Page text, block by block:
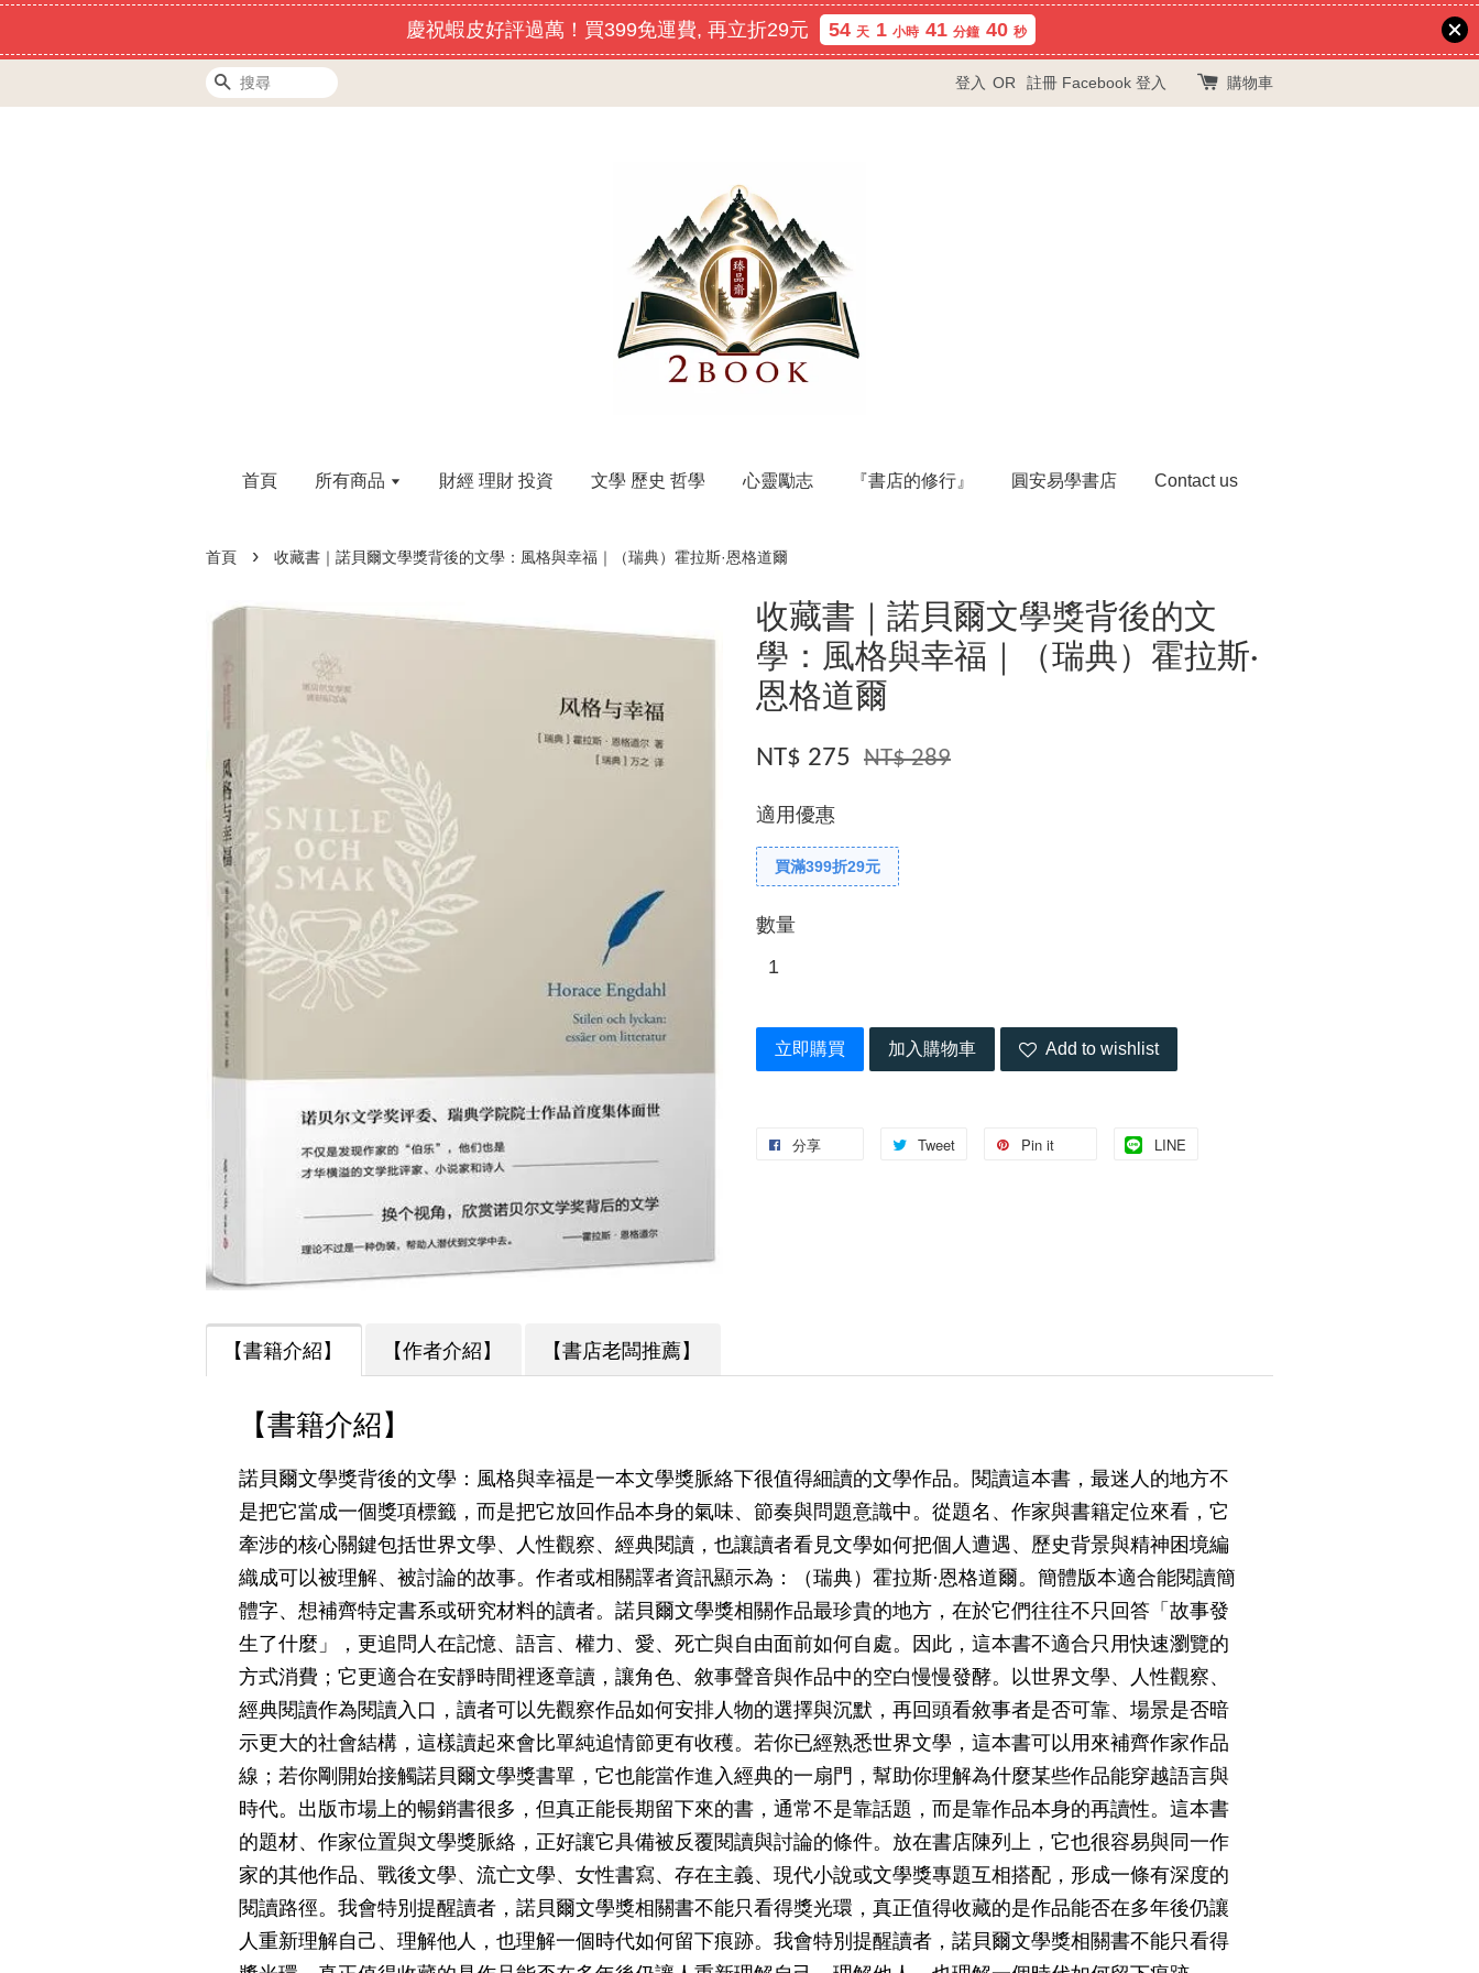
慶祝蝦皮好評過萬！買399免運費, 再立折29元 54 天 1 小時 41 分鐘 40 秒
搜尋 登入 OR 註冊 Facebook 登入 購物車
首頁 所有商品 財經 理財 投資 文學 歷史 哲學 心靈勵志 『書店的修行』 圓安易學書店 Contact us
首頁 › 收藏書｜諾貝爾文學獎背後的文學：風格與幸福｜（瑞典）霍拉斯·恩格道爾
收藏書｜諾貝爾文學獎背後的文
學：風格與幸福｜（瑞典）霍拉斯·
恩格道爾
NT$ 275 NT$ 289
適用優惠
買滿399折29元
數量
立即購買 加入購物車 Add to wishlist
分享 Tweet Pin it LINE
【書籍介紹】 【作者介紹】 【書店老闆推薦】
【書籍介紹】
諾貝爾文學獎背後的文學：風格與幸福是一本文學獎脈絡下很值得細讀的文學作品。閱讀這本書，最迷人的地方不
是把它當成一個獎項標籤，而是把它放回作品本身的氣味、節奏與問題意識中。從題名、作家與書籍定位來看，它
牽涉的核心關鍵包括世界文學、人性觀察、經典閱讀，也讓讀者看見文學如何把個人遭遇、歷史背景與精神困境編
織成可以被理解、被討論的故事。作者或相關譯者資訊顯示為：（瑞典）霍拉斯·恩格道爾。簡體版本適合能閱讀簡
體字、想補齊特定書系或研究材料的讀者。諾貝爾文學獎相關作品最珍貴的地方，在於它們往往不只回答「故事發
生了什麼」，更追問人在記憶、語言、權力、愛、死亡與自由面前如何自處。因此，這本書不適合只用快速瀏覽的
方式消費；它更適合在安靜時間裡逐章讀，讓角色、敘事聲音與作品中的空白慢慢發酵。以世界文學、人性觀察、
經典閱讀作為閱讀入口，讀者可以先觀察作品如何安排人物的選擇與沉默，再回頭看敘事者是否可靠、場景是否暗
示更大的社會結構，這樣讀起來會比單純追情節更有收穫。若你已經熟悉世界文學，這本書可以用來補齊作家作品
線；若你剛開始接觸諾貝爾文學獎書單，它也能當作進入經典的一扇門，幫助你理解為什麼某些作品能穿越語言與
時代。出版市場上的暢銷書很多，但真正能長期留下來的書，通常不是靠話題，而是靠作品本身的再讀性。這本書
的題材、作家位置與文學獎脈絡，正好讓它具備被反覆閱讀與討論的條件。放在書店陳列上，它也很容易與同一作
家的其他作品、戰後文學、流亡文學、女性書寫、存在主義、現代小說或文學獎專題互相搭配，形成一條有深度的
閱讀路徑。我會特別提醒讀者，諾貝爾文學獎相關書不能只看得獎光環，真正值得收藏的是作品能否在多年後仍讓
人重新理解自己、理解他人，也理解一個時代如何留下痕跡。我會特別提醒讀者，諾貝爾文學獎相關書不能只看得